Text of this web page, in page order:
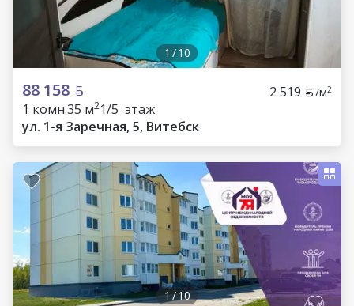
1 /10
88 158 2 519 /м2
1 комн.35 м21/5 этаж
ул. 1-я Заречная, 5, Витебск
1/10